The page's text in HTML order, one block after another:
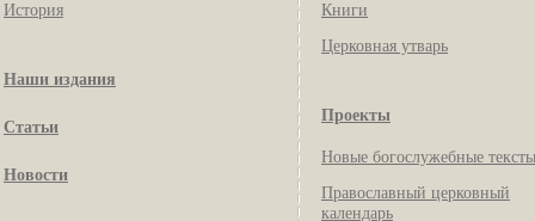
История
Наши издания
Статьи
Новости
Книги
Церковная утварь
Проекты
Новые богослужебные тексты
Православный церковный
календарь